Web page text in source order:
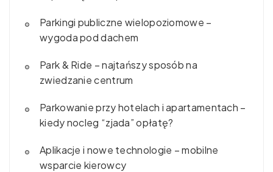
Parkingi publiczne wielopoziomowe –
wygoda pod dachem
Park & Ride – najtańszy sposób na
zwiedzanie centrum
Parkowanie przy hotelach i apartamentach –
kiedy nocleg “zjada” opłatę?
Aplikacje i nowe technologie – mobilne
wsparcie kierowcy